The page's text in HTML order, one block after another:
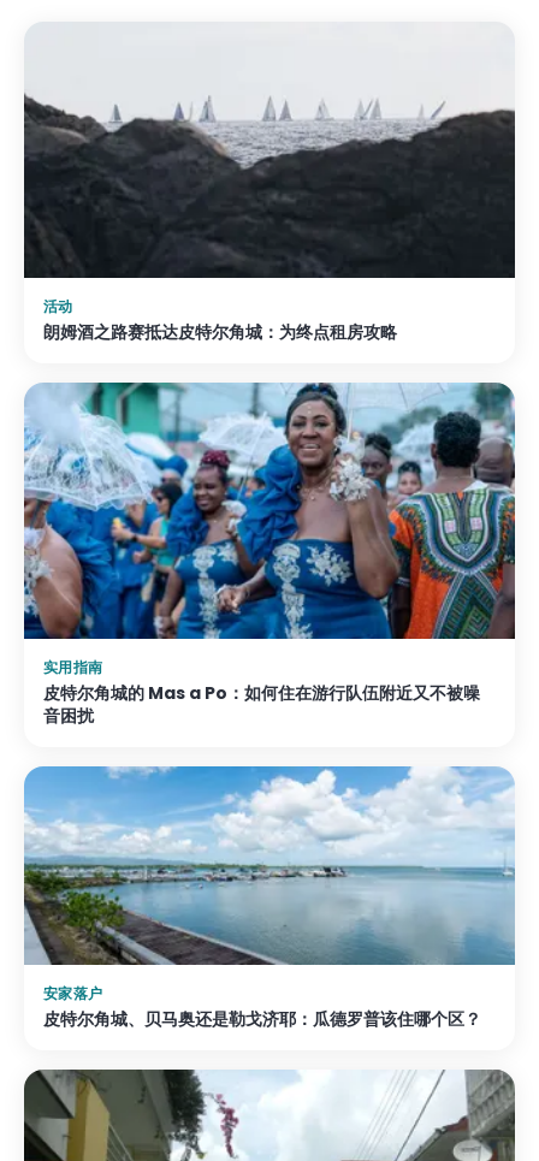
活动
朗姆酒之路赛抵达皮特尔角城：为终点租房攻略
实用指南
皮特尔角城的 Mas a Po：如何住在游行队伍附近又不被噪
音困扰
安家落户
皮特尔角城、贝马奥还是勒戈济耶：瓜德罗普该住哪个区？